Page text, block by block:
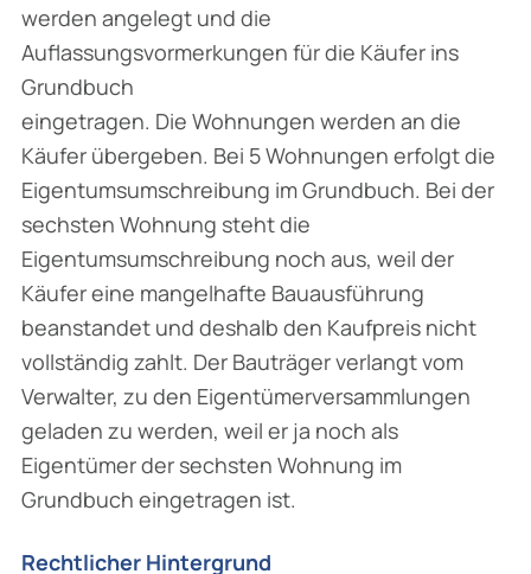
werden angelegt und die
Auflassungsvormerkungen für die Käufer ins
Grundbuch
eingetragen. Die Wohnungen werden an die
Käufer übergeben. Bei 5 Wohnungen erfolgt die
Eigentumsumschreibung im Grundbuch. Bei der
sechsten Wohnung steht die
Eigentumsumschreibung noch aus, weil der
Käufer eine mangelhafte Bauausführung
beanstandet und deshalb den Kaufpreis nicht
vollständig zahlt. Der Bauträger verlangt vom
Verwalter, zu den Eigentümerversammlungen
geladen zu werden, weil er ja noch als
Eigentümer der sechsten Wohnung im
Grundbuch eingetragen ist.
Rechtlicher Hintergrund